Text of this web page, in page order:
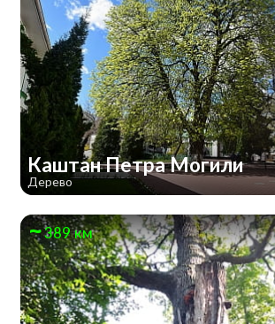
Каштан Петра Могили
Дерево
389 км